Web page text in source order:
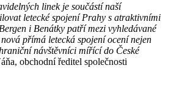
linek je součástí naší
letecké spojení Prahy s atraktivními
i Benátky patří mezi vyhledávané
přímá letecká spojení ocení nejen
návštěvníci mířící do České
obchodní ředitel společnosti